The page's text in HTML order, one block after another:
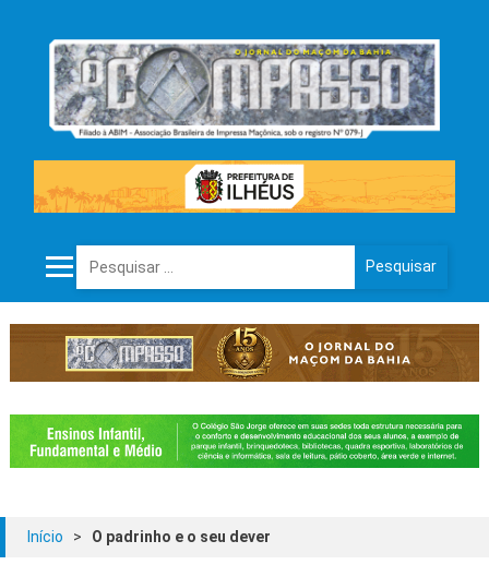
Pesquisar por:
Início > O padrinho e o seu dever